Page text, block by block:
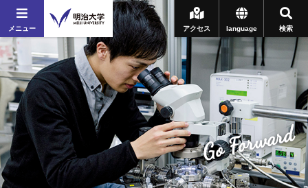
メニュー 検索
language
アクセス
Go Forward